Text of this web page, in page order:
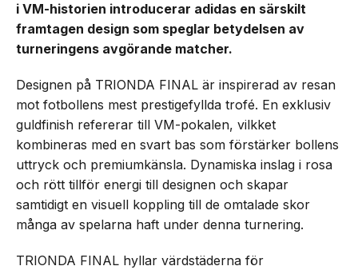
i VM-historien introducerar adidas en särskilt
framtagen design som speglar betydelsen av
turneringens avgörande matcher.
Designen på TRIONDA FINAL är inspirerad av resan
mot fotbollens mest prestigefyllda trofé. En exklusiv
guldfinish refererar till VM-pokalen, vilkket
kombineras med en svart bas som förstärker bollens
uttryck och premiumkänsla. Dynamiska inslag i rosa
och rött tillför energi till designen och skapar
samtidigt en visuell koppling till de omtalade skor
många av spelarna haft under denna turnering.
TRIONDA FINAL hyllar värdstäderna för